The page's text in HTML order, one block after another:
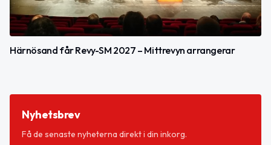
Härnösand får Revy-SM 2027 – Mittrevyn arrangerar
Nyhetsbrev
Få de senaste nyheterna direkt i din inkorg.